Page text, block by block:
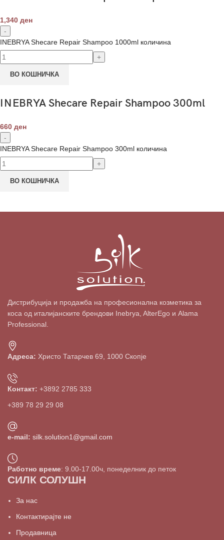
1,340 ден
INEBRYA Shecare Repair Shampoo 1000ml количина
ВО КОШНИЧКА
INEBRYA Shecare Repair Shampoo 300ml
660 ден
INEBRYA Shecare Repair Shampoo 300ml количина
ВО КОШНИЧКА
Дистрибуција и продажба на професионална козметика за
коса од италијанските брендови Inebrya, AlterEgo и Alama
Professional.
Адреса: Христо Татарчев 69, 1000 Скопје
Контакт: +3892 2785 333
+389 78 29 29 08
e-mail: silk.solution1@gmail.com
Работно време: 9.00-17.00ч, понеделник до петок
СИЛК СОЛУШН
За нас
Контактирајте не
Продавница